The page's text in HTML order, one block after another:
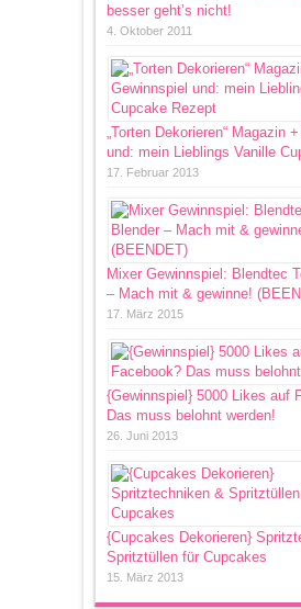
besser geht’s nicht!
4. Oktober 2011
„Torten Dekorieren“ Magazin
und: mein Lieblings Vanille
17. Februar 2013
Mixer Gewinnspiel: Blendtec
– Mach mit & gewinne!
17. März 2015
{Gewinnspiel} 5000 Likes auf
Das muss belohnt werden!
26. Juni 2013
{Cupcakes Dekorieren}
Spritztüllen für Cupcakes
15. März 2013